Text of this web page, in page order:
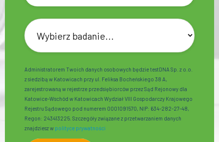
Administratorem Twoich danych osobowych będzie testDNA Sp. z o.o.
z siedzibą w Katowicach przy ul. Feliksa Bocheńskiego 38 A,
zarejestrowaną w rejestrze przedsiębiorców przez Sąd Rejonowy dla
Katowice-Wschód w Katowicach Wydział VIII Gospodarczy Krajowego
Rejestru Sądowego pod numerem 0001091570, NIP: 634-282-27-48,
Regon: 243413225. Szczegóły związane z przetwarzaniem danych
znajdziesz w polityce prywatności